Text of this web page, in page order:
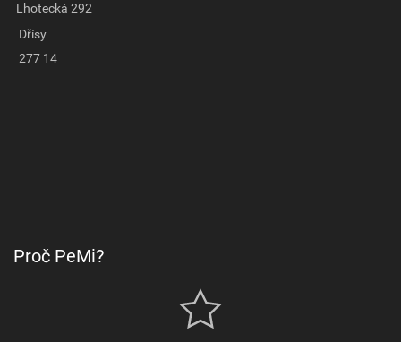
Lhotecká 292
Dřísy
277 14
Proč PeMi?